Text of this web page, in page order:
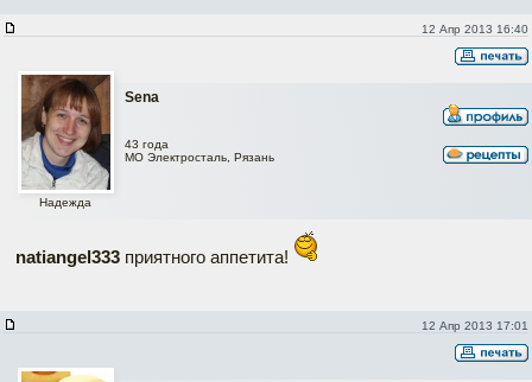
12 Апр 2013 16:40
Sena
Надежда
43 года
МО Электросталь, Рязань
natiangel333 приятного аппетита!
12 Апр 2013 17:01